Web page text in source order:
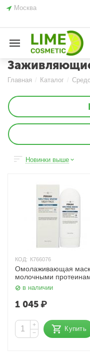
Москва
Главная / Каталог /
Новинки выше
КОД: К766076
Омолаживающая
молочными
Melting Snow Milky Pack
150 мл PEKAH
в наличии
1 045₽
+
−
Купить